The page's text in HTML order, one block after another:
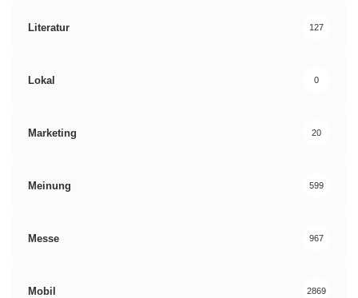
Literatur 127
Lokal 0
Marketing 20
Meinung 599
Messe 967
Mobil 2869